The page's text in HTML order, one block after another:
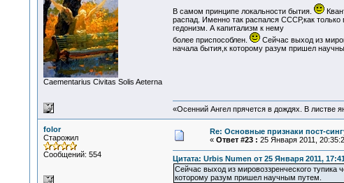
Сaementarius Civitas Solis Aeterna
В самом принципе локальности бытия.
распад. Именно так распался СССР,как
гедонизм. А капитализм к нему
более приспособлен.
Сейчас выход из
начала бытия,к которому разум пришел
«Осенний Ангел прячется в дождях. В листве
folor
Старожил
Сообщений: 554
Re: Основные признаки пост-
« Ответ #23 : 25 Января 2011,
Цитата: Urbis Numen от 25 Января 2011,
Сейчас выход из мировоззренческого тупика
которому разум пришел научным путем.